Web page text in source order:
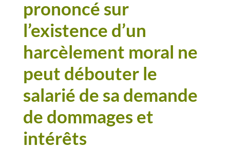
prononcé sur
l’existence d’un
harcèlement moral ne
peut débouter le
salarié de sa demande
de dommages et
intérêts